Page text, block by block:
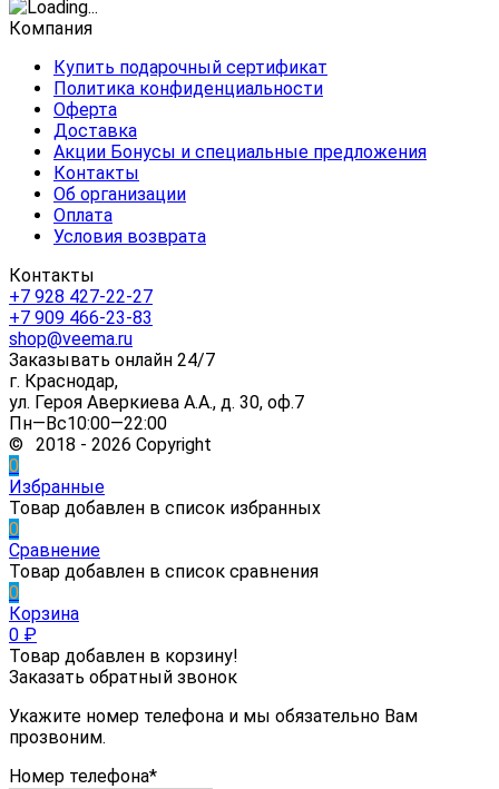
Компания
Купить подарочный сертификат
Политика конфиденциальности
Оферта
Доставка
Акции Бонусы и специальные предложения
Контакты
Об организации
Оплата
Условия возврата
Контакты
+7 928 427-22-27
+7 909 466-23-83
shop@veema.ru
Заказывать онлайн 24/7
г. Краснодар,
ул. Героя Аверкиева А.А., д. 30, оф.7
Пн—Вс10:00—22:00
© 2018 - 2026 Copyright
0
Избранные
Товар добавлен в список избранных
0
Сравнение
Товар добавлен в список сравнения
0
Корзина
0 ₽
Товар добавлен в корзину!
Заказать обратный звонок
Укажите номер телефона и мы обязательно Вам
прозвоним.
Номер телефона*